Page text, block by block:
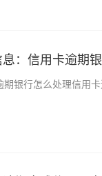
息：信用卡逾期
期银行怎么处理信用